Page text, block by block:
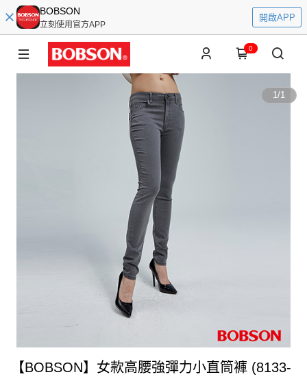
BOBSON
立刻使用官方APP
開啟APP
0
1/1
【BOBSON】女款高腰強彈力小直筒褲 (8133-